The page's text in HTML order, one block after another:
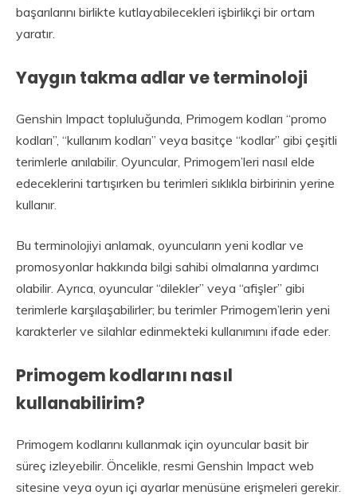
başarılarını birlikte kutlayabilecekleri işbirlikçi bir ortam
yaratır.
Yaygın takma adlar ve terminoloji
Genshin Impact topluluğunda, Primogem kodları “promo
kodları”, “kullanım kodları” veya basitçe “kodlar” gibi çeşitli
terimlerle anılabilir. Oyuncular, Primogem’leri nasıl elde
edeceklerini tartışırken bu terimleri sıklıkla birbirinin yerine
kullanır.
Bu terminolojiyi anlamak, oyuncuların yeni kodlar ve
promosyonlar hakkında bilgi sahibi olmalarına yardımcı
olabilir. Ayrıca, oyuncular “dilekler” veya “afişler” gibi
terimlerle karşılaşabilirler; bu terimler Primogem’lerin yeni
karakterler ve silahlar edinmekteki kullanımını ifade eder.
Primogem kodlarını nasıl
kullanabilirim?
Primogem kodlarını kullanmak için oyuncular basit bir
süreç izleyebilir. Öncelikle, resmi Genshin Impact web
sitesine veya oyun içi ayarlar menüsüne erişmeleri gerekir.